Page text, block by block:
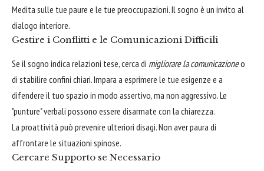
Medita sulle tue paure e le tue preoccupazioni. Il sogno è un invito al
dialogo interiore.
Gestire i Conflitti e le Comunicazioni Difficili
Se il sogno indica relazioni tese, cerca di migliorare la comunicazioneo
di stabilire confini chiari. Impara a esprimere le tue esigenze e a
difendere il tuo spazio in modo assertivo, ma non aggressivo. Le
"punture" verbali possono essere disarmate con la chiarezza.
La proattività può prevenire ulteriori disagi. Non aver paura di
affrontare le situazioni spinose.
Cercare Supporto se Necessario